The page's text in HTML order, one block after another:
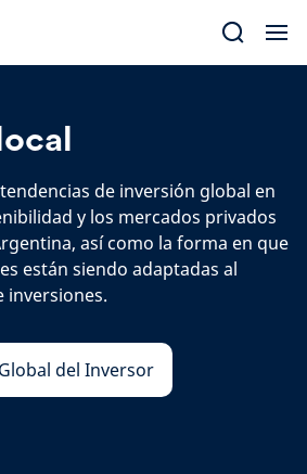
de inversión global en
y los mercados privados
así como la forma en que
están siendo adaptadas al
inversiones.
del Inversor